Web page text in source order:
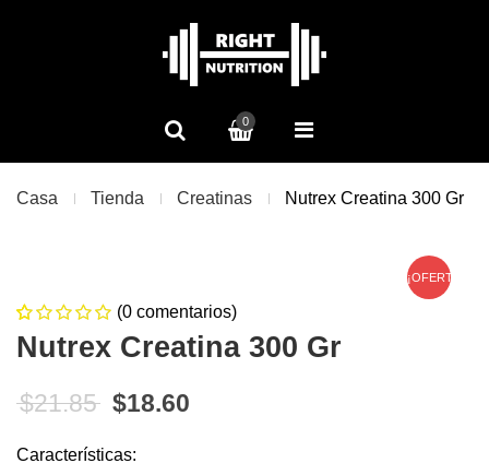
0
Casa Tienda Creatinas Nutrex Creatina 300 Gr
¡OFERTA!
0 de
5
0
customer
ratings
(0 comentarios)
Nutrex Creatina 300 Gr
$21.85 El precio original era: $21.85.
$18.60
Características: